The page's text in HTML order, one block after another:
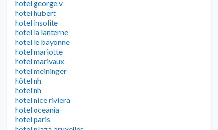
hotel george v
hotel hubert
hotel insolite
hotel la lanterne
hotel le bayonne
hotel mariotte
hotel marivaux
hotel meininger
hôtel nh
hotel nh
hotel nice riviera
hotel oceania
hotel paris